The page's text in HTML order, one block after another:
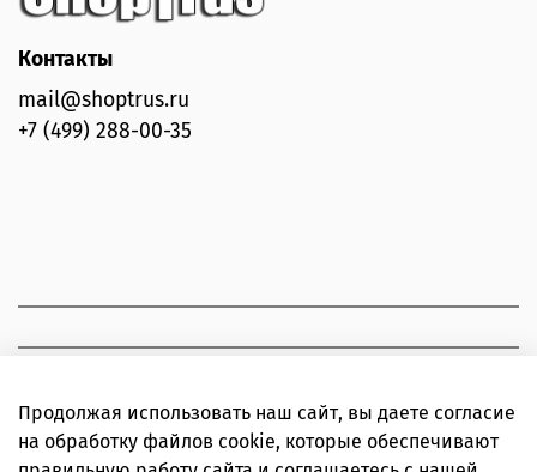
Контакты
mail@shoptrus.ru
+7 (499) 288-00-35
Продолжая использовать наш сайт, вы даете согласие
на обработку файлов cookie, которые обеспечивают